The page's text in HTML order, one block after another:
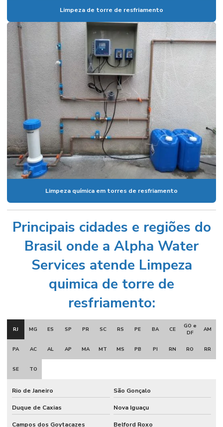
Limpeza de torre de resfriamento
Limpeza química em torres de resfriamento
Principais cidades e regiões do
Brasil onde a Alpha Water
Services atende Limpeza
quimica de torre de
resfriamento:
RJ MG ES SP PR SC RS PE BA CE
GO e
DF
AM
PA AC AL AP MA MT MS PB PI RN RO RR
SE TO
Rio de Janeiro São Gonçalo
Duque de Caxias Nova Iguaçu
Campos dos Goytacazes Belford Roxo